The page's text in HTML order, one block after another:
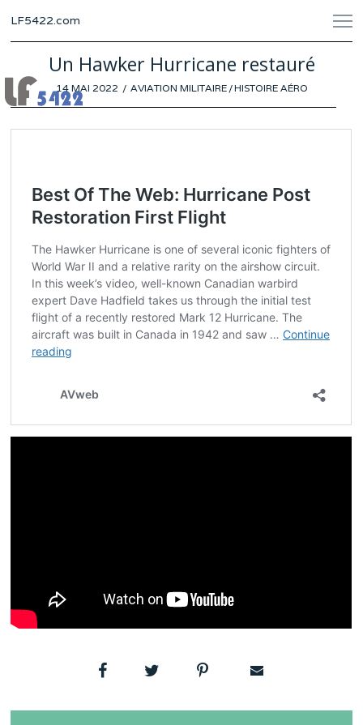
LF5422.com
Un Hawker Hurricane restauré
POSTED
ON
14 MAI 2022 9 AVIATION MILITAIRE /HISTOIRE AÉRO